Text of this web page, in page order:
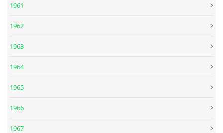
1961
1962
1963
1964
1965
1966
1967